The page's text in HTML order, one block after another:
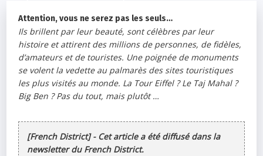
Attention, vous ne serez pas les seuls…
Ils brillent par leur beauté, sont célèbres par leur
histoire et attirent des millions de personnes, de fidèles,
d’amateurs et de touristes. Une poignée de monuments
se volent la vedette au palmarès des sites touristiques
les plus visités au monde. La Tour Eiffel ? Le Taj Mahal ?
Big Ben ? Pas du tout, mais plutôt …
[French District] - Cet article a été diffusé dans la
newsletter du French District.